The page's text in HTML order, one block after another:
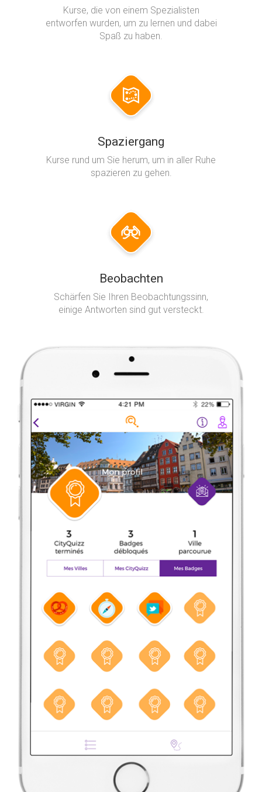
Kurse, die von einem Spezialisten
entworfen wurden, um zu lernen und dabei
Spaß zu haben.
Spaziergang
Kurse rund um Sie herum, um in aller Ruhe
spazieren zu gehen.
Beobachten
Schärfen Sie Ihren Beobachtungssinn,
einige Antworten sind gut versteckt.